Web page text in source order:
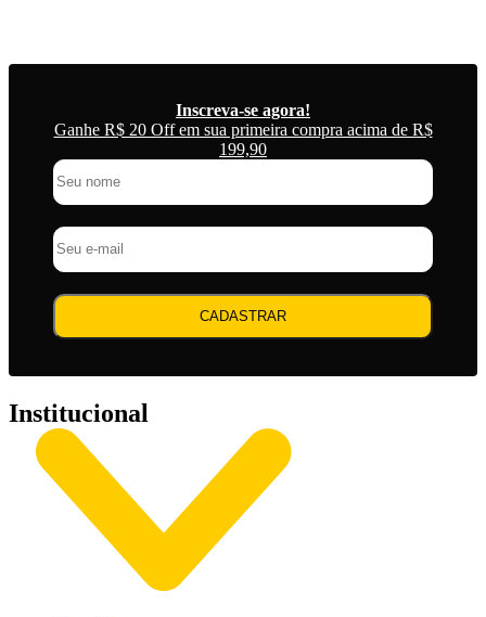
Inscreva-se agora!
Ganhe R$ 20 Off em sua primeira compra acima de R$
199,90
CADASTRAR
Institucional